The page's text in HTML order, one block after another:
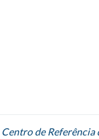
Centro de